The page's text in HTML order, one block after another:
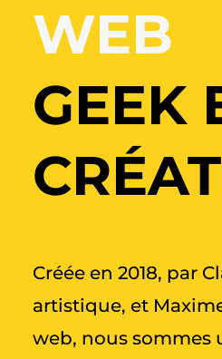
WEB
GEEK
Créée en 2018, par
artistique, et
web, nous sommes